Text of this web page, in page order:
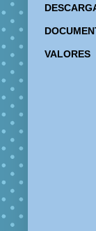
VALORES